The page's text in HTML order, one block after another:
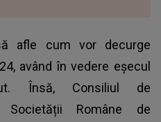
afle cum vor decurge
având în vedere eșecul
Însă, Consiliul de
Române de